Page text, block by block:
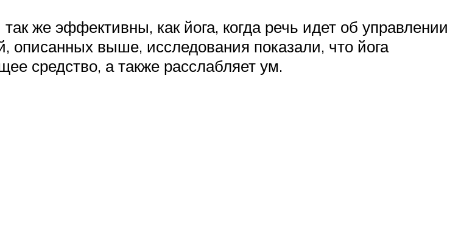
же эффективны, как йога, когда речь идет об управлении
выше, исследования показали, что йога
средство, а также расслабляет ум.